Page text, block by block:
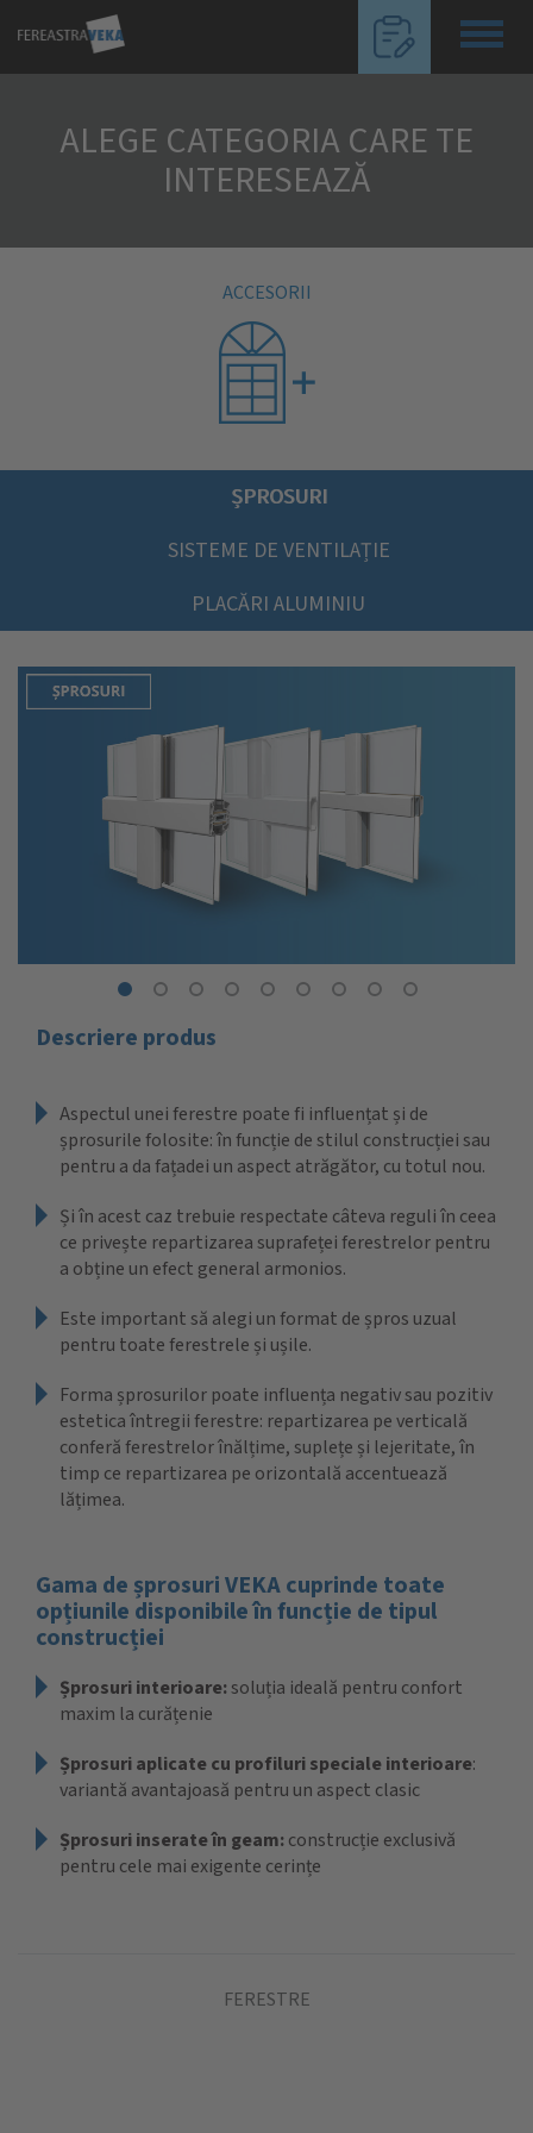
ALEGE CATEGORIA CARE TE
INTERESEAZĂ
ACCESORII
ȘPROSURI
SISTEME DE VENTILAȚIE
PLACĂRI ALUMINIU
Descriere produs
Aspectul unei ferestre poate fi influențat și de
șprosurile folosite: în funcție de stilul construcției sau
pentru a da fațadei un aspect atrăgător, cu totul nou.
Și în acest caz trebuie respectate câteva reguli în ceea
ce privește repartizarea suprafeței ferestrelor pentru
a obține un efect general armonios.
Este important să alegi un format de șpros uzual
pentru toate ferestrele și ușile.
Forma șprosurilor poate influența negativ sau pozitiv
estetica întregii ferestre: repartizarea pe verticală
conferă ferestrelor înălțime, suplețe și lejeritate, în
timp ce repartizarea pe orizontală accentuează
lățimea.
Gama de șprosuri VEKA cuprinde toate
opțiunile disponibile în funcție de tipul
construcției
Șprosuri interioare:soluția ideală pentru confort
maxim la curățenie
Șprosuri aplicate cu profiluri speciale interioare:
variantă avantajoasă pentru un aspect clasic
Șprosuri inserate în geam:construcție exclusivă
pentru cele mai exigente cerințe
FERESTRE